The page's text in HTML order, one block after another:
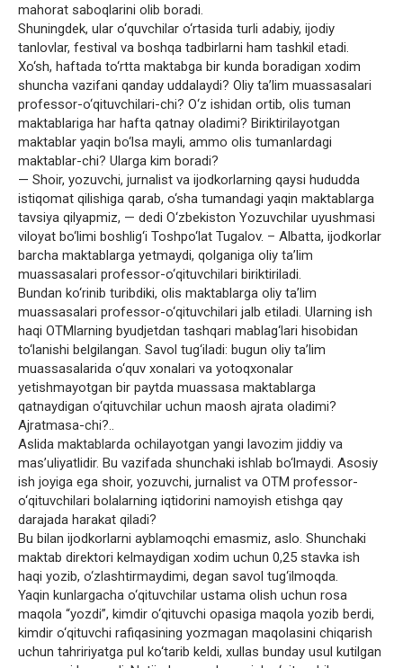
mahorat saboqlarini olib boradi.
Shuningdek, ular o‘quvchilar o‘rtasida turli adabiy, ijodiy
tanlovlar, festival va boshqa tadbirlarni ham tashkil etadi.
Xo‘sh, haftada to‘rtta maktabga bir kunda boradigan xodim
shuncha vazifani qanday uddalaydi? Oliy ta’lim muassasalari
professor-o‘qituvchilari-chi? O‘z ishidan ortib, olis tuman
maktablariga har hafta qatnay oladimi? Biriktirilayotgan
maktablar yaqin bo‘lsa mayli, ammo olis tumanlardagi
maktablar-chi? Ularga kim boradi?
— Shoir, yozuvchi, jurnalist va ijodkorlarning qaysi hududda
istiqomat qilishiga qarab, o‘sha tumandagi yaqin maktablarga
tavsiya qilyapmiz, — dedi O‘zbekiston Yozuvchilar uyushmasi
viloyat bo‘limi boshlig‘i Toshpo‘lat Tugalov. – Albatta, ijodkorlar
barcha maktablarga yetmaydi, qolganiga oliy ta’lim
muassasalari professor-o‘qituvchilari biriktiriladi.
Bundan ko‘rinib turibdiki, olis maktablarga oliy ta’lim
muassasalari professor-o‘qituvchilari jalb etiladi. Ularning ish
haqi OTMlarning byudjetdan tashqari mablag‘lari hisobidan
to‘lanishi belgilangan. Savol tug‘iladi: bugun oliy ta’lim
muassasalarida o‘quv xonalari va yotoqxonalar
yetishmayotgan bir paytda muassasa maktablarga
qatnaydigan o‘qituvchilar uchun maosh ajrata oladimi?
Ajratmasa-chi?..
Aslida maktablarda ochilayotgan yangi lavozim jiddiy va
mas’uliyatlidir. Bu vazifada shunchaki ishlab bo‘lmaydi. Asosiy
ish joyiga ega shoir, yozuvchi, jurnalist va OTM professor-
o‘qituvchilari bolalarning iqtidorini namoyish etishga qay
darajada harakat qiladi?
Bu bilan ijodkorlarni ayblamoqchi emasmiz, aslo. Shunchaki
maktab direktori kelmaydigan xodim uchun 0,25 stavka ish
haqi yozib, o‘zlashtirmaydimi, degan savol tug‘ilmoqda.
Yaqin kunlargacha o‘qituvchilar ustama olish uchun rosa
maqola “yozdi”, kimdir o‘qituvchi opasiga maqola yozib berdi,
kimdir o‘qituvchi rafiqasining yozmagan maqolasini chiqarish
uchun tahririyatga pul ko‘tarib keldi, xullas bunday usul kutilgan